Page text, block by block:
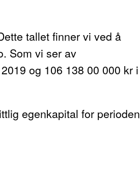
tallet finner vi ved å
Som vi ser av
og 106 138 00 000 kr i
egenkapital for perioden